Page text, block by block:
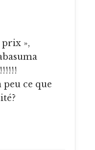
prix »,
ce que